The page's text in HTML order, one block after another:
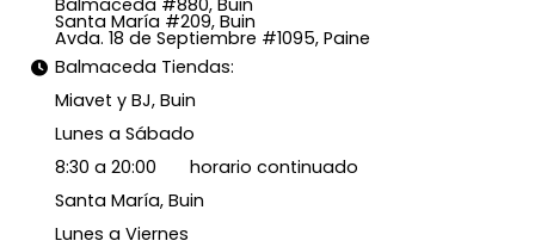
Santa María #209, Buin
Avda. 18 de Septiembre #1095, Paine
Balmaceda Tiendas:
Miavet y BJ, Buin
Lunes a Sábado
8:30 a 20:00 horario continuado
Santa María, Buin
Lunes a Viernes